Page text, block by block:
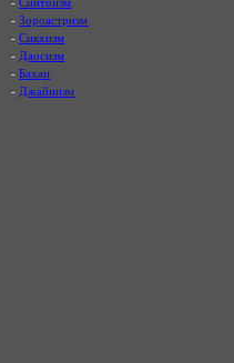
-Зороастризм
-Сикхизм
- Даосизм
-Бахаи
- Джайнизм